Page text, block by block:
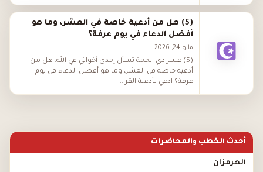
(5) هل من أدعية خاصة في العشر، وما هو
أفضل الدعاء في يوم عرفة؟
مايو 24, 2026
(5) عشر ذي الحجة تسأل إحدى أخواتي في الله: هل من
أدعية خاصة في العشر، وما هو أفضل الدعاء في يوم
عرفة؟ ادعي بأدعية القر...
أحدث الخطب والمحاضرات
الهرمزان